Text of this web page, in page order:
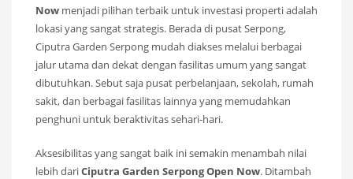
Now menjadi pilihan terbaik untuk investasi properti adalah
lokasi yang sangat strategis. Berada di pusat Serpong,
Ciputra Garden Serpong mudah diakses melalui berbagai
jalur utama dan dekat dengan fasilitas umum yang sangat
dibutuhkan. Sebut saja pusat perbelanjaan, sekolah, rumah
sakit, dan berbagai fasilitas lainnya yang memudahkan
penghuni untuk beraktivitas sehari-hari.
Aksesibilitas yang sangat baik ini semakin menambah nilai
lebih dariCiputra Garden Serpong Open Now. Ditambah